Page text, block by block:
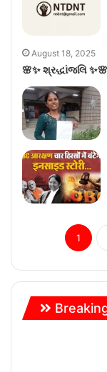
August 18, 2025
🌸✨ શ્રદ્ધાંજલિ ✨🌸
1